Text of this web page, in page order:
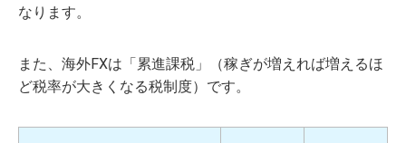
なります。
また、海外FXは「累進課税」（稼ぎが増えれば増えるほ
ど税率が大きくなる税制度）です。